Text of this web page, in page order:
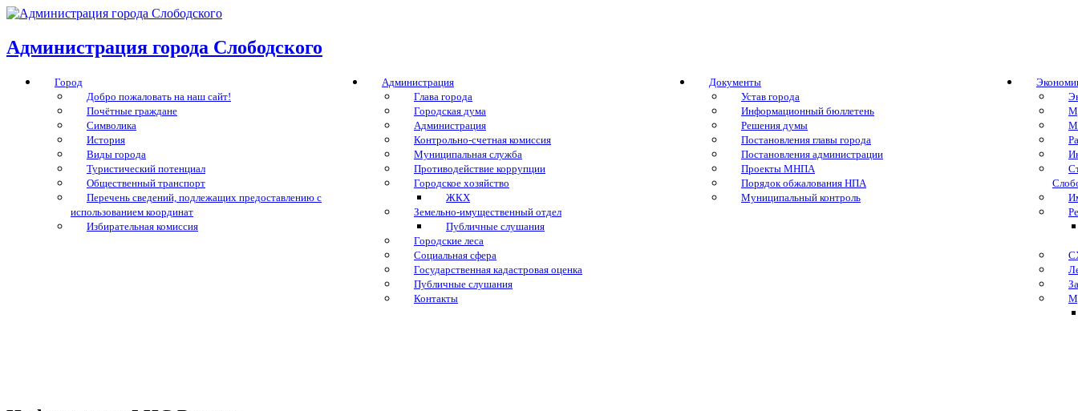
Администрация города Слободского
Город
Добро пожаловать на наш сайт!
Почётные граждане
Символика
История
Виды города
Туристический потенциал
Общественный транспорт
Перечень сведений, подлежащих предоставлению с
использованием координат
Избирательная комиссия
Администрация
Глава города
Городская дума
Администрация
Контрольно-счетная комиссия
Муниципальная служба
Противодействие коррупции
Городское хозяйство
ЖКХ
Земельно-имущественный отдел
Публичные слушания
Городские леса
Социальная сфера
Государственная кадастровая оценка
Публичные слушания
Контакты
Документы
Устав города
Информационный бюллетень
Решения думы
Постановления главы города
Постановления администрации
Проекты МНПА
Порядок обжалования НПА
Муниципальный контроль